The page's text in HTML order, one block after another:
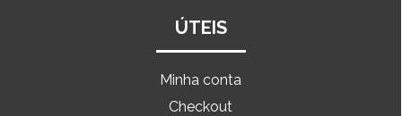
ÚTEIS
Minha conta
Checkout